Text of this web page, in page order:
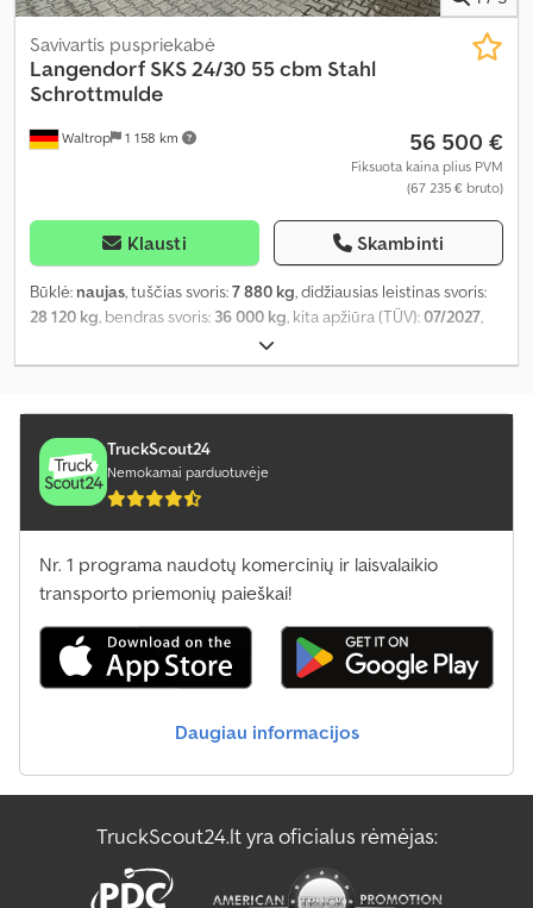
Waltrop 1 158 km
Savivartis puspriekabė
Langendorf SKS 24/30 55 cbm Stahl
Schrottmulde
56 500 €
Fiksuota kaina plius PVM
(67 235 € bruto)
Klausti Skambinti
Būklė: naujas, tuščias svoris:7 880 kg, didžiausias leistinas svoris:
28 120 kg , bendras svoris: 36 000 kg , kita apžiūra (TÜV):07/2027
, krovinių skyriaus plotis:
krovos erdvės aukštis:2 400 mm, krovinio erdvės tūris:55 m³,
tipas:kitas, priekinės padangos dydis:385/65 R 22,5, vairuotojo
kabina:kitas , emisijos klasė:
TruckScout24
Nemokamai parduotuvėje
Nr. 1 programa naudotų komercinių ir laisvalaikio
transporto priemonių paieškai!
Daugiau informacijos
TruckScout24.lt yra oficialus rėmėjas: